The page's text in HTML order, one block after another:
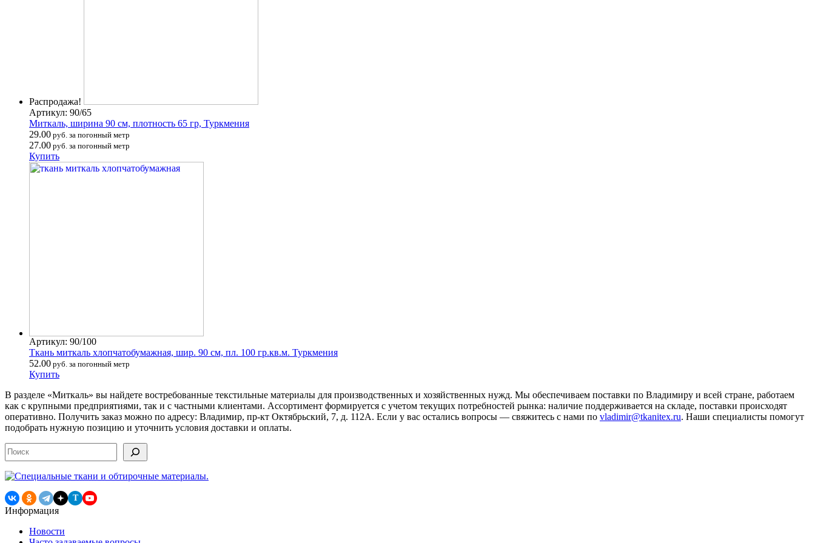
Распродажа!
Артикул: 90/65
Миткаль, ширина 90 см, плотность 65 гр, Туркмения
29.00 руб. за погонный метр
27.00 руб. за погонный метр
Купить
Артикул: 90/100
Ткань миткаль хлопчатобумажная, шир. 90 см, пл. 100 гр.кв.м. Туркмения
52.00 руб. за погонный метр
Купить
В разделе «Миткаль» вы найдете востребованные текстильные материалы для производственных и хозяйственных нужд. Мы обеспечиваем поставки по Владимиру и всей стране, работаем
как с крупными предприятиями, так и с частными клиентами. Ассортимент формируется с учетом текущих потребностей рынка: наличие поддерживается на складе, поставки происходят
оперативно. Получить заказ можно по адресу: Владимир, пр-кт Октябрьский, 7, д. 112А. Если у вас остались вопросы — свяжитесь с нами по vladimir@tkanitex.ru. Наши специалисты помогут
подобрать нужную позицию и уточнить условия доставки и оплаты.
Поиск
T
Информация
Новости